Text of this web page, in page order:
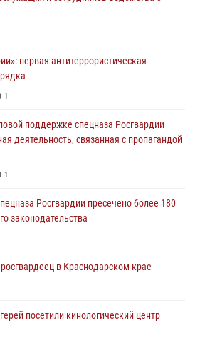
первая антитеррористическая
1
поддержке спецназа Росгвардии
деятельность, связанная с пропагандой
1
Росгвардии пресечено более 180
законодательства
в Краснодарском крае
посетили кинологический центр